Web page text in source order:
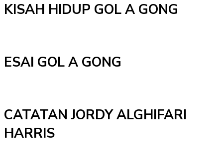
KISAH HIDUP GOL A GONG
ESAI GOL A GONG
CATATAN JORDY ALGHIFARI
HARRIS